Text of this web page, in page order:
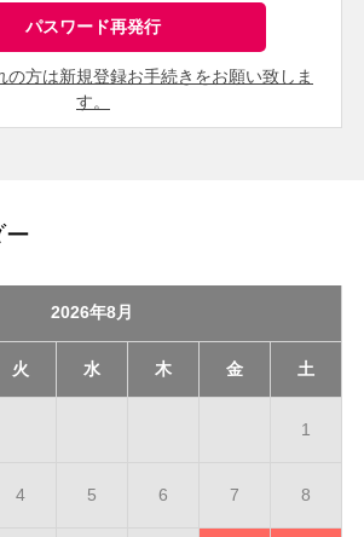
の方は新規登録お手続きをお願い致しま
す。
ー
2026年8月
火 水 木 金 土
1
4 5 6 7 8